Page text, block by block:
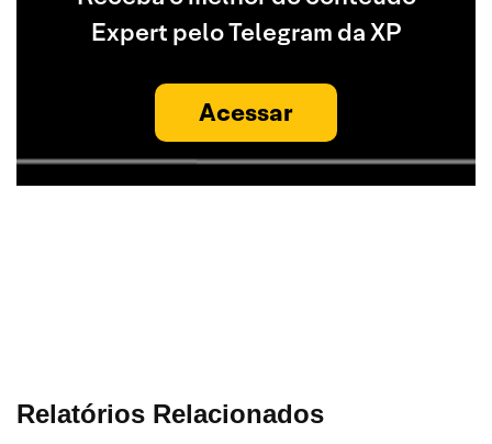
Expert pelo Telegram da XP
Acessar
Relatórios Relacionados